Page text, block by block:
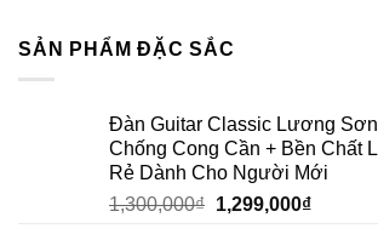
SẢN PHẨM ĐẶC SẮC
Đàn Guitar Classic Lương
Chống Cong Cần + Bền Chất
Rẻ Dành Cho Người Mới
1,300,000₫ 1,299,000₫